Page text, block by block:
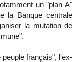
un "plan A"
la Banque centrale
la mutation de
peuple français", l'ex-